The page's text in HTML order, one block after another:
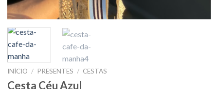
INÍCIO / PRESENTES / CESTAS
Cesta Céu Azul